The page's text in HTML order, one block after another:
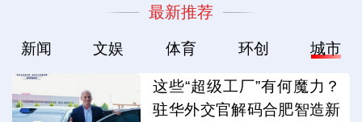
最新推荐
新闻 文娱 体育 环创 城市
这些“超级工厂”有何魔力？
驻华外交官解码合肥智造新